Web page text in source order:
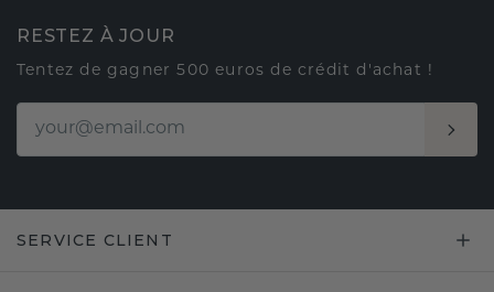
RESTEZ À JOUR
Tentez de gagner 500 euros de crédit d'achat !
SERVICE CLIENT